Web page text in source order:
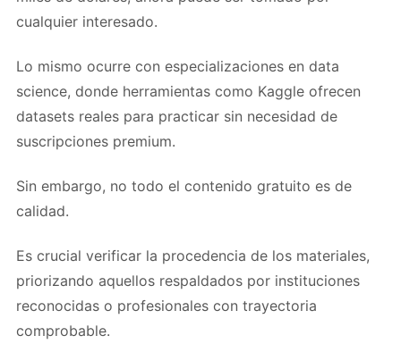
cualquier interesado.
Lo mismo ocurre con especializaciones en data
science, donde herramientas como Kaggle ofrecen
datasets reales para practicar sin necesidad de
suscripciones premium.
Sin embargo, no todo el contenido gratuito es de
calidad.
Es crucial verificar la procedencia de los materiales,
priorizando aquellos respaldados por instituciones
reconocidas o profesionales con trayectoria
comprobable.